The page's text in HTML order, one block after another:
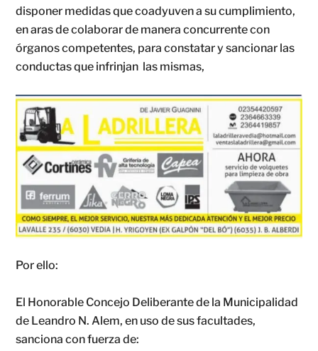
disponer medidas que coadyuven a su cumplimiento,
en aras de colaborar de manera concurrente con
órganos competentes, para constatar y sancionar las
conductas que infrinjan las mismas,
Por ello:
El Honorable Concejo Deliberante de la Municipalidad
de Leandro N. Alem, en uso de sus facultades,
sanciona con fuerza de: